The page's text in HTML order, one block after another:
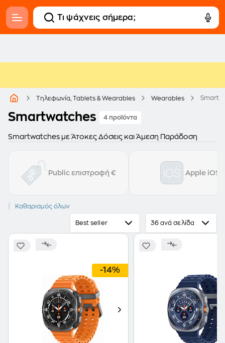
Τηλεφωνία, Tablets & Wearables Wearables
Smartwatches 4 προϊόντα
Smartwatches με Άτοκες Δόσεις και Άμεση Παράδοση
Public επιστροφή € Apple iOS
SAMSUNG Galaxy Watch Ultra (2025)
Καθαρισμός όλων
Best seller 36 ανά σελίδα
-14%